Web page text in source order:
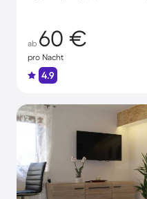
ab 60 €
pro Nacht
4.9